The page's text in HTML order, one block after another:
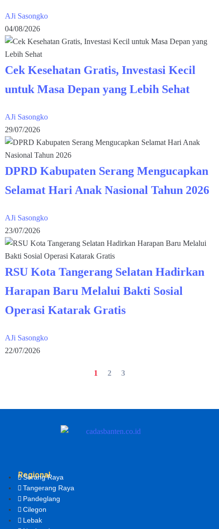
AJi Sasongko
04/08/2026
Cek Kesehatan Gratis, Investasi Kecil
untuk Masa Depan yang Lebih Sehat
AJi Sasongko
29/07/2026
DPRD Kabupaten Serang Mengucapkan
Selamat Hari Anak Nasional Tahun 2026
AJi Sasongko
23/07/2026
RSU Kota Tangerang Selatan Hadirkan
Harapan Baru Melalui Bakti Sosial
Operasi Katarak Gratis
AJi Sasongko
22/07/2026
1 2 3
Regional
Serang Raya
Tangerang Raya
Pandeglang
Cilegon
Lebak